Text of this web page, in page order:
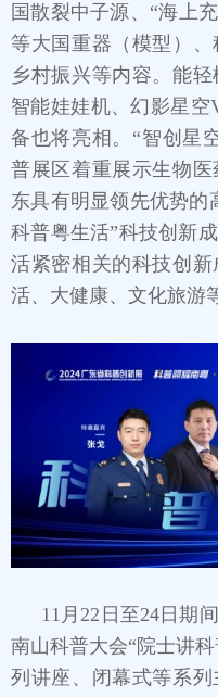
国散裂中子源、“海上
等大国重器（模型）
乡村振兴等内容。能
智能娃娃机、幻影星空
备也将亮相。“智创星
普展区着重展示生物
东具有明显领先优势的
科普粤生活”科技创新
活紧密相关的科技创
活、大健康、文化旅游
11月22日至24日期
南山科普大会“院士讲
列讲座、闭幕式等系